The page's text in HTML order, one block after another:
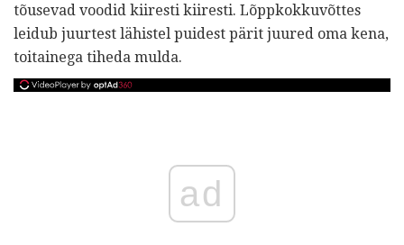
tõusevad voodid kiiresti kiiresti. Lõppkokkuvõttes
leidub juurtest lähistel puidest pärit juured oma kena,
toitainega tiheda mulda.
ad